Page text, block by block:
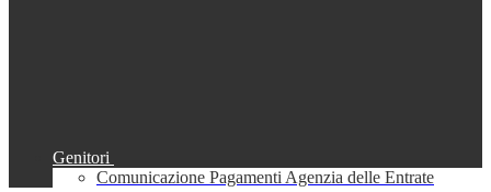
Genitori
Comunicazione Pagamenti Agenzia delle Entrate